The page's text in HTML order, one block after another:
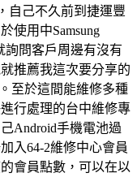
自己不久前到捷運豐
使用中Samsung
詢問客戶周邊有沒有
推薦我這次要分享的
至於這間能維修多種
行處理的台中維修專
Android手機電池過
入64-2維修中心會員
會員點數，可以在以